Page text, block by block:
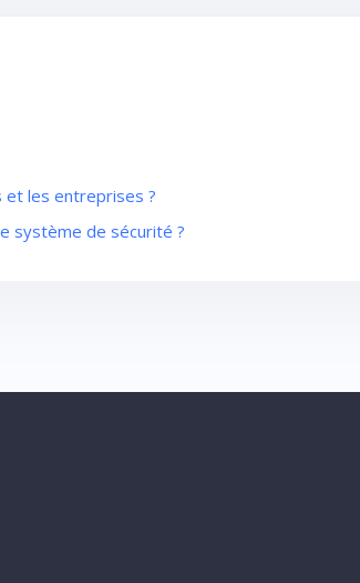
et les entreprises ?
système de sécurité ?